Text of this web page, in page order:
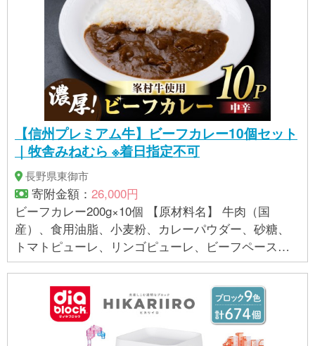
【信州プレミアム牛】ビーフカレー10個セット
｜牧舎みねむら ※着日指定不可
長野県東御市
寄附金額： 26,000円
ビーフカレー200g×10個 【原材料名】 牛肉（国
産）、食用油脂、小麦粉、カレーパウダー、砂糖、
トマトピューレ、リンゴピューレ、ビーフペース
ト、デミグラスソース、フルーツチャツネ、香辛
料、食塩、調味料（アミノ酸等）、カラメル色素
【賞味期限】2年 【保存方法】常温